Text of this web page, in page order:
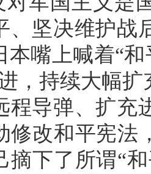
、坚决维护战
本嘴上喊着“
，持续大幅
程导弹、扩充
修改和平宪法
摘下了所谓“